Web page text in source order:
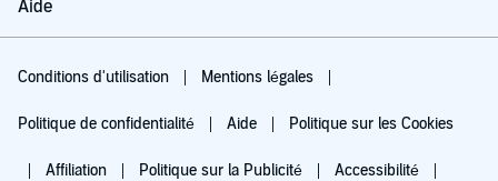
Aide
Conditions d'utilisation Mentions légales
Politique de confidentialité Aide Politique sur les Cookies
Affiliation Politique sur la Publicité Accessibilité